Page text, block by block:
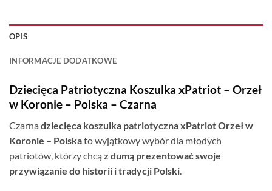
OPIS
INFORMACJE DODATKOWE
Dziecięca Patriotyczna Koszulka xPatriot – Orzeł
w Koronie – Polska – Czarna
Czarna dziecięca koszulka patriotyczna xPatriot Orzeł w
Koronie – Polskato wyjątkowy wybór dla młodych
patriotów, którzy chcą z dumą prezentować swoje
przywiązanie do historii i tradycji Polski